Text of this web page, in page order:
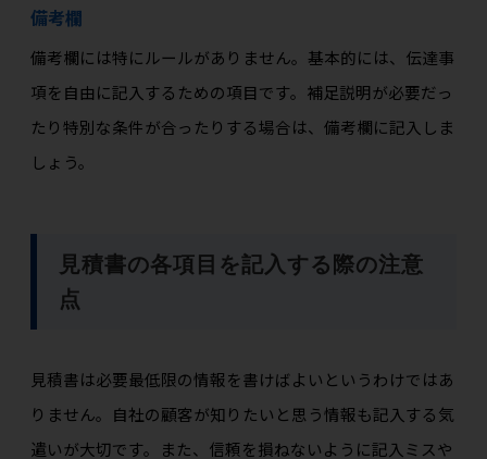
備考欄
備考欄には特にルールがありません。基本的には、伝達事
項を自由に記入するための項目です。補足説明が必要だっ
たり特別な条件が合ったりする場合は、備考欄に記入しま
しょう。
見積書の各項目を記入する際の注意
点
見積書は必要最低限の情報を書けばよいというわけではあ
りません。自社の顧客が知りたいと思う情報も記入する気
遣いが大切です。また、信頼を損ねないように記入ミスや